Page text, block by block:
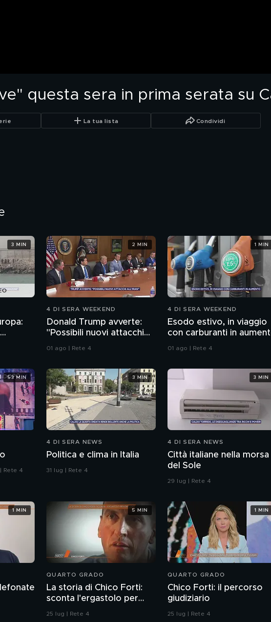
questa sera in prima serata su
La tua lista Condividi
3 MIN
4 DI SERA WEEKEND
Donald Trump avverte:
"Possibili nuovi attacchi
all'Iran"
01 ago | Rete 4
2 MIN
4 DI SERA WEEKEND
Esodo estivo, in viaggio
con carburanti in
01 ago | Rete 4
1 MIN
Rete 4
53 MIN
4 DI SERA NEWS
Politica e clima in Italia
31 lug | Rete 4
3 MIN
4 DI SERA NEWS
Città italiane nella morsa
del Sole
29 lug | Rete 4
3 MIN
1 MIN
QUARTO GRADO
La storia di Chico Forti:
sconta l'ergastolo per
omicidio
25 lug | Rete 4
5 MIN
QUARTO GRADO
Chico Forti: il percorso
giudiziario
25 lug | Rete 4
1 MIN